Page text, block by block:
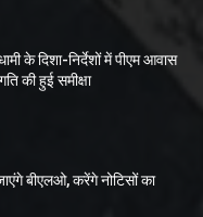
के दिशा-निर्देशों में पीएम आवास
की हुई समीक्षा
बीएलओ, करेंगे नोटिसों का